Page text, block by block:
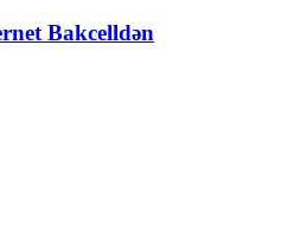
Bakcelldən